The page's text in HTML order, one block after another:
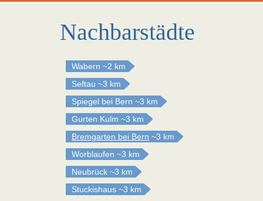
Nachbarstädte
Wabern ~2 km
Seftau ~3 km
Spiegel bei Bern ~3 km
Gurten Kulm ~3 km
Bremgarten bei Bern ~3 km
Worblaufen ~3 km
Neubrück ~3 km
Stuckishaus ~3 km